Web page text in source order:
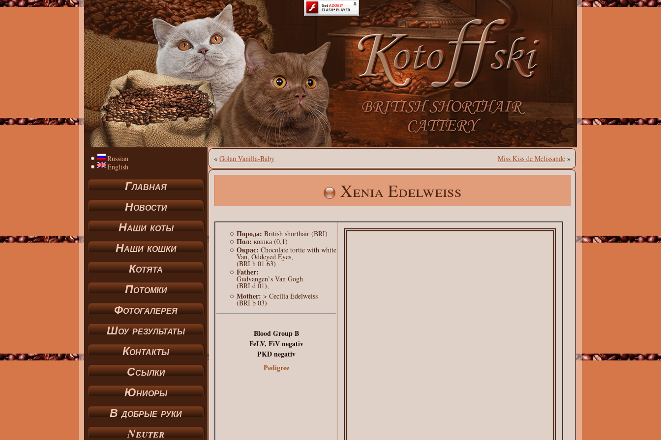
Russian
English
Главная
Новости
Наши коты
Наши кошки
Котята
Потомки
Фотогалерея
Шоу результаты
Контакты
Ссылки
Юниоры
В добрые руки
Neuter
« Golan Vanilla-Baby Miss Kiss de Melissande »
Xenia Edelweiss
Порода: British shorthair (BRI)
Пол: кошка (0,1)
Окрас: Chocolate tortie with white
Van, Oddeyed Eyes,
(BRI h 01 63)
Father:
Gudvangen`s Van Gogh
(BRI d 01),
Mother: > Cecilia Edelweiss
(BRI b 03)
Blood Group B
FeLV, FiV negativ
PKD negativ
Pedigree